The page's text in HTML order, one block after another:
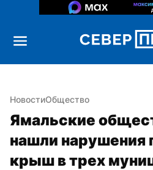
НовостиОбщество
Ямальские
нашли нарушения
крыш в трех